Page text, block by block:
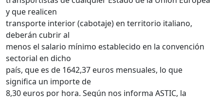
y que realicen
transporte interior (cabotaje) en territorio italiano,
deberán cubrir al
menos el salario mínimo establecido en la convención
sectorial en dicho
país, que es de 1642,37 euros mensuales, lo que
significa un importe de
8,30 euros por hora. Según nos informa ASTIC, la